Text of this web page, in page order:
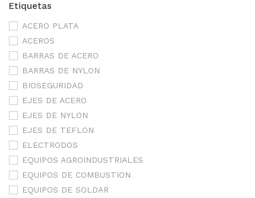
Etiquetas
ACERO PLATA
ACEROS
BARRAS DE ACERO
BARRAS DE NYLON
BIOSEGURIDAD
EJES DE ACERO
EJES DE NYLON
EJES DE TEFLON
ELECTRODOS
EQUIPOS AGROINDUSTRIALES
EQUIPOS DE COMBUSTION
EQUIPOS DE SOLDAR